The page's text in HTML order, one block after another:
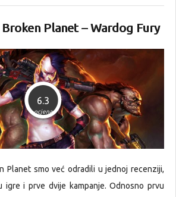
Planet – Wardog Fury
6.3
ocjena
Planet smo već odradili u jednoj recenziji,
igre i prve dvije kampanje. Odnosno prvu